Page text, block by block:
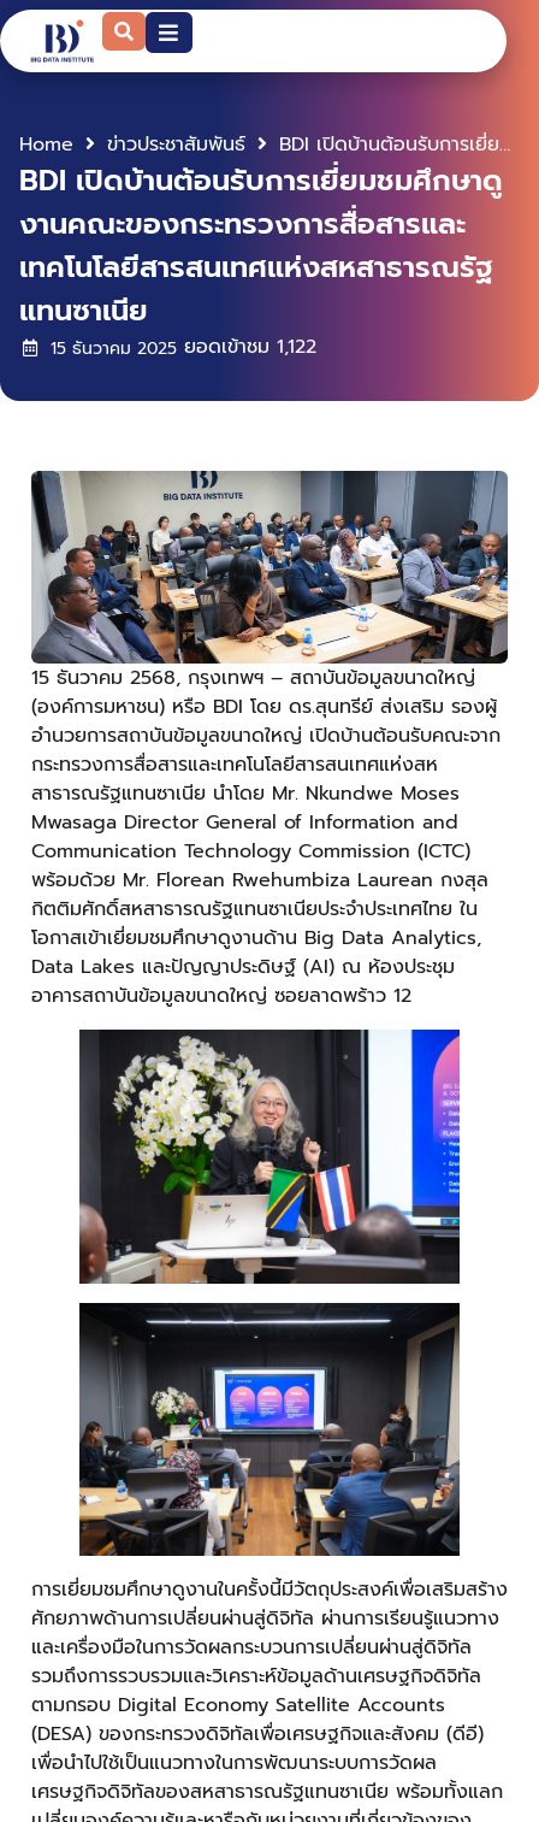
Home ข่าวประชาสัมพันธ์ BDI เปิดบ้านต้อนรับการเยี่ยมชมศึกษาดูงานคณะของกระทรวงการสื่อสารและเทคโนโลยีสารสนเทศแห่งสหสาธารณรัฐแทนซาเนีย
BDI เปิดบ้านต้อนรับการเยี่ยมชมศึกษาดู
งานคณะของกระทรวงการสื่อสารและ
เทคโนโลยีสารสนเทศแห่งสหสาธารณรัฐ
แทนซาเนีย
15 ธันวาคม 2025 ยอดเข้าชม 1,122
15 ธันวาคม 2568, กรุงเทพฯ – สถาบันข้อมูลขนาดใหญ่
(องค์การมหาชน) หรือ BDI โดย ดร.สุนทรีย์ ส่งเสริม รองผู้
อำนวยการสถาบันข้อมูลขนาดใหญ่ เปิดบ้านต้อนรับคณะจาก
กระทรวงการสื่อสารและเทคโนโลยีสารสนเทศแห่งสห
สาธารณรัฐแทนซาเนีย นำโดย Mr. Nkundwe Moses
Mwasaga Director General of Information and
Communication Technology Commission (ICTC)
พร้อมด้วย Mr. Florean Rwehumbiza Laurean กงสุล
กิตติมศักดิ์สหสาธารณรัฐแทนซาเนียประจำประเทศไทย ใน
โอกาสเข้าเยี่ยมชมศึกษาดูงานด้าน Big Data Analytics,
Data Lakes และปัญญาประดิษฐ์ (AI) ณ ห้องประชุม
อาคารสถาบันข้อมูลขนาดใหญ่ ซอยลาดพร้าว 12
การเยี่ยมชมศึกษาดูงานในครั้งนี้มีวัตถุประสงค์เพื่อเสริมสร้าง
ศักยภาพด้านการเปลี่ยนผ่านสู่ดิจิทัล ผ่านการเรียนรู้แนวทาง
และเครื่องมือในการวัดผลกระบวนการเปลี่ยนผ่านสู่ดิจิทัล
รวมถึงการรวบรวมและวิเคราะห์ข้อมูลด้านเศรษฐกิจดิจิทัล
ตามกรอบ Digital Economy Satellite Accounts
(DESA) ของกระทรวงดิจิทัลเพื่อเศรษฐกิจและสังคม (ดีอี)
เพื่อนำไปใช้เป็นแนวทางในการพัฒนาระบบการวัดผล
เศรษฐกิจดิจิทัลของสหสาธารณรัฐแทนซาเนีย พร้อมทั้งแลก